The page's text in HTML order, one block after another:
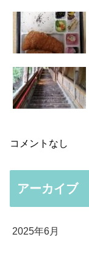
コメントなし
アーカイブ
2025年6月